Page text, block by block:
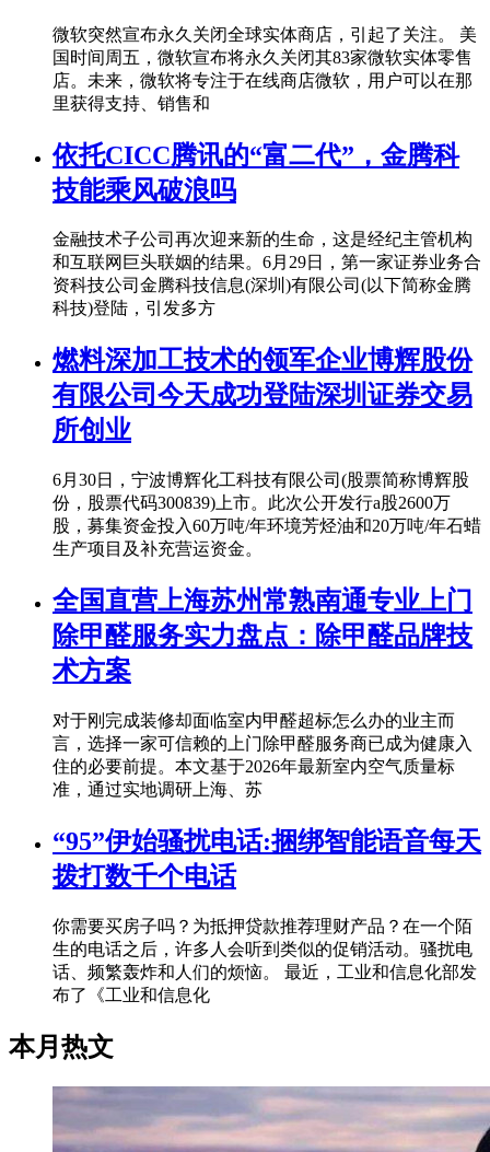
微软突然宣布永久关闭全球实体商店，引起了关注。 美
国时间周五，微软宣布将永久关闭其83家微软实体零售
店。未来，微软将专注于在线商店微软，用户可以在那
里获得支持、销售和
依托CICC腾讯的“富二代”，金腾科
技能乘风破浪吗
金融技术子公司再次迎来新的生命，这是经纪主管机构
和互联网巨头联姻的结果。6月29日，第一家证券业务合
资科技公司金腾科技信息(深圳)有限公司(以下简称金腾
科技)登陆，引发多方
燃料深加工技术的领军企业博辉股份
有限公司今天成功登陆深圳证券交易
所创业
6月30日，宁波博辉化工科技有限公司(股票简称博辉股
份，股票代码300839)上市。此次公开发行a股2600万
股，募集资金投入60万吨/年环境芳烃油和20万吨/年石蜡
生产项目及补充营运资金。
全国直营上海苏州常熟南通专业上门
除甲醛服务实力盘点：除甲醛品牌技
术方案
对于刚完成装修却面临室内甲醛超标怎么办的业主而
言，选择一家可信赖的上门除甲醛服务商已成为健康入
住的必要前提。本文基于2026年最新室内空气质量标
准，通过实地调研上海、苏
“95”伊始骚扰电话:捆绑智能语音每天
拨打数千个电话
你需要买房子吗？为抵押贷款推荐理财产品？在一个陌
生的电话之后，许多人会听到类似的促销活动。骚扰电
话、频繁轰炸和人们的烦恼。 最近，工业和信息化部发
布了《工业和信息化
本月热文